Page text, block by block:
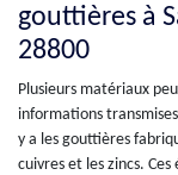
gouttières à
28800
Plusieurs matériaux
informations
y a les gouttières
cuivres et les zincs.